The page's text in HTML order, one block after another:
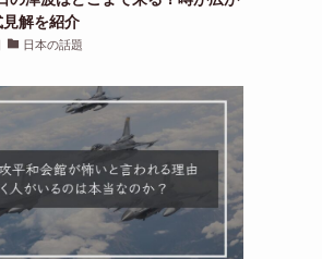
解を紹介
日本の話題